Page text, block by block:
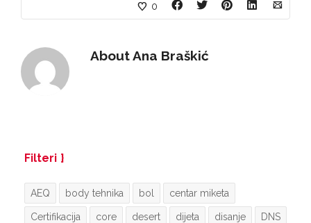
0
AboutAna Braškić
Filteri
AEQ body tehnika bol centar miketa
Certifikacija core desert dijeta disanje DNS